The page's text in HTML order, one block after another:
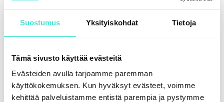
Suostumus Yksityiskohdat Tietoja
Tämä sivusto käyttää evästeitä
Evästeiden avulla tarjoamme paremman
käyttökokemuksen. Kun hyväksyt evästeet, voimme
kehittää palveluistamme entistä parempia ja pystymme
käyttäjän on hyvä ymmärtää?
3.6.2026